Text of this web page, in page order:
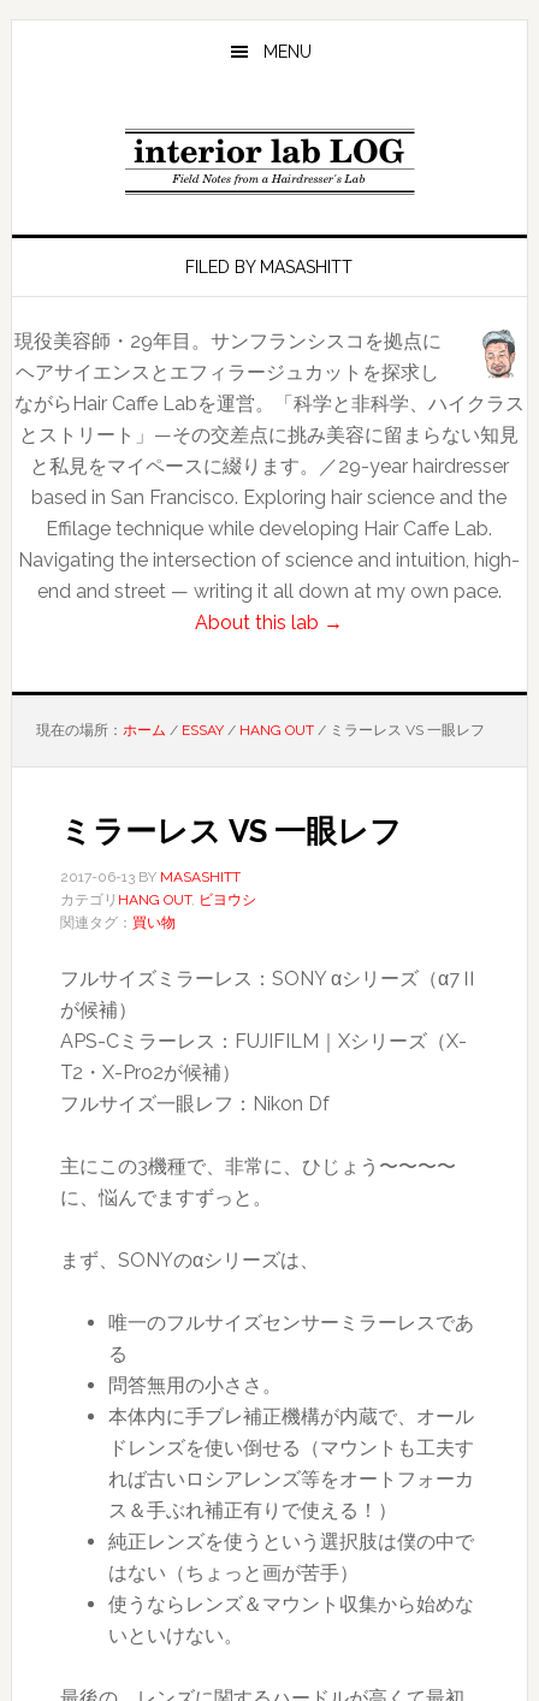
Skip
Skip
Skip
MENU
FILED BY MASASHITT
現役美容師・29年目。サンフランシスコを拠点に
ヘアサイエンスとエフィラージュカットを探求し
ながらHair Caffe Labを運営。「科学と非科学、ハイクラス
とストリート」—その交差点に挑み美容に留まらない知見
と私見をマイペースに綴ります。／29-year hairdresser
based in San Francisco. Exploring hair science and the
Effilage technique while developing Hair Caffe Lab.
Navigating the intersection of science and intuition, high-
end and street — writing it all down at my own pace.
About this lab →
現在の場所： ホーム / ESSAY / HANG OUT /ミラーレス VS 一眼レフ
ミラーレス VS 一眼レフ
2017-06-13BY MASASHITT
カテゴリ HANG OUT, ビヨウシ
関連タグ： 買い物
フルサイズミラーレス：SONY αシリーズ（α7Ⅱ
が候補）
APS-Cミラーレス：FUJIFILM｜Xシリーズ（X-
T2・X-Pro2が候補）
フルサイズ一眼レフ：Nikon Df
主にこの3機種で、非常に、ひじょう〜〜〜〜
に、悩んでますずっと。
まず、SONYのαシリーズは、
唯一のフルサイズセンサーミラーレスであ
る
問答無用の小ささ。
本体内に手ブレ補正機構が内蔵で、オール
ドレンズを使い倒せる（マウントも工夫す
れば古いロシアレンズ等をオートフォーカ
ス＆手ぶれ補正有りで使える！）
純正レンズを使うという選択肢は僕の中で
はない（ちょっと画が苦手）
使うならレンズ＆マウント収集から始めな
いといけない。